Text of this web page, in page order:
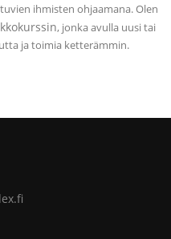
ihmisten ohjaamana. Olen
, jonka avulla uusi tai
ja toimia ketterämmin.